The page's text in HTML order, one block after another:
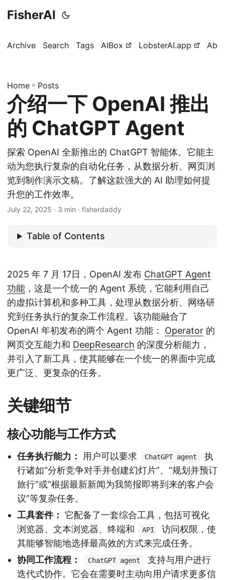
FisherAI
Archive Search Tags AIBox LobsterAI.app
Home » Posts
介绍一下 OpenAI 推出
的 ChatGPT Agent
探索 OpenAI 全新推出的 ChatGPT 智能体。它能主
动为您执行复杂的自动化任务，从数据分析、网页浏
览到制作演示文稿。了解这款强大的 AI 助理如何提
升您的工作效率。
July 22, 2025 · 3 min · fisherdaddy
Table of Contents
2025 年 7 月 17日，OpenAI 发布 ChatGPT Agent
功能 ，这是一个统一的 Agent 系统，它能利用自己
的虚拟计算机和多种工具，处理从数据分析、网络研
究到任务执行的复杂工作流程。该功能融合了
OpenAI 年初发布的两个 Agent 功能： Operator 的
网页交互能力和 DeepResearch 的深度分析能力，
并引入了新工具，使其能够在一个统一的界面中完成
更广泛、更复杂的任务。
关键细节
核心功能与工作方式
任务执行能力： 用户可以要求 ChatGPT agent
执
行诸如“分析竞争对手并创建幻灯片”、“规划并预订
旅行”或“根据最新新闻为我简报即将到来的客户会
议”等复杂任务。
工具套件： 它配备了一套综合工具，包括可视化
浏览器、文本浏览器、终端和
API
访问权限，使
其能够智能地选择最高效的方式来完成任务。
协同工作流程：
ChatGPT agent
支持与用户进行
迭代式协作。它会在需要时主动向用户请求更多信